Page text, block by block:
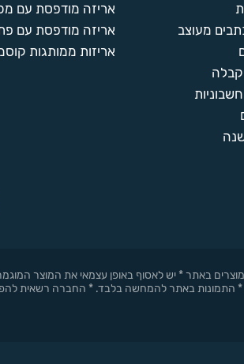
מעוצב
קבלה
אריזה מודפסת עם
אריזה מודפסת עם
אריזות ממותגות
עסקים לכל המוצרים באתר * יש לאסוף באופן עצמאי את